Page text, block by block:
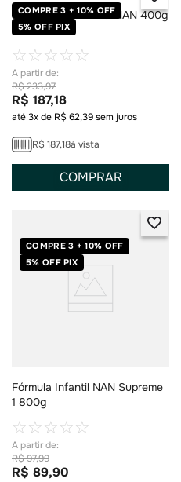
Fórmula Infantil Pré-NAN 400g
☆☆☆☆☆
R$233,97
R$ 187,18
até3x de R$62,39sem juros
R$ 187,18à vista
COMPRAR
COMPRE 3 + 10% OFF
5% OFF PIX
Fórmula Infantil NAN Supreme
1 800g
☆☆☆☆☆
R$97,99
R$ 89,90
COMPRE 3 + 10% OFF
5% OFF PIX